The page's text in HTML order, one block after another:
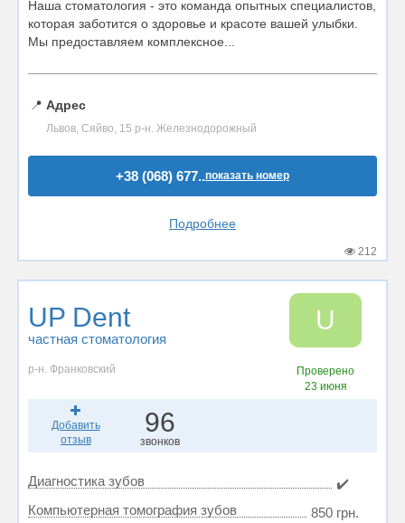
Наша стоматология - это команда опытных специалистов,
которая заботится о здоровье и красоте вашей улыбки.
Мы предоставляем комплексное...
📍 Адрес
Львов, Сяйво, 15 р-н. Железнодорожный
+38 (068) 677..показать номер
Подробнее
212
UP Dent
частная стоматология
U
р-н. Франковский
Проверено
23 июня
Добавить
отзыв
96
звонков
Диагностика зубов
✔️
Компьютерная томография зубов
850 грн.